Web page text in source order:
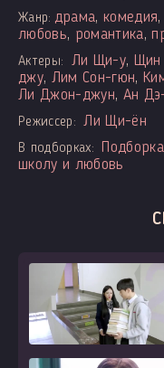
Жанр: драма,комедия
любовь, романтика,
Актеры: Ли Щи-у, Щин
джу, Лим Сон-гюн,
Ли Джон-джун, Ан
Режиссер: Ли Щи-ён
В подборках:
школу и любовь